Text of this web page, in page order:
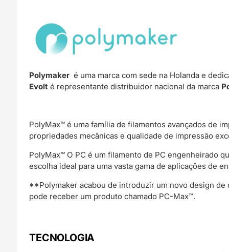
Polymaker é uma marca com sede na Holanda e
Evolt é representante distribuidor nacional da marca
PolyMax™ é uma família de filamentos avançados de
propriedades mecânicas e qualidade de impressão
PolyMax™ O PC é um filamento de PC engenheirado
escolha ideal para uma vasta gama de aplicações de
**Polymaker acabou de introduzir um novo design
pode receber um produto chamado PC-Max™.
TECNOLOGIA